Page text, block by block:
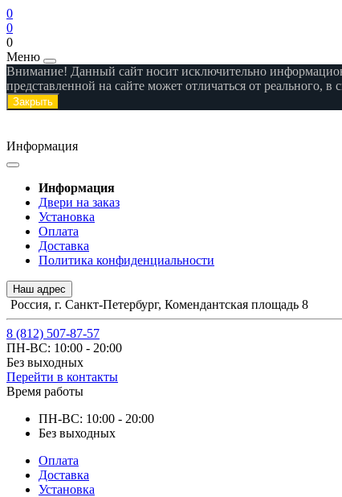
0
0
0
Меню
Внимание! Данный сайт носит исключительно
представленной на сайте может отличаться от реального,
Закрыть
Информация
Информация
Двери на заказ
Установка
Оплата
Доставка
Политика конфиденциальности
Наш адрес
Россия, г. Санкт-Петербург, Комендантская площадь 8
8 (812) 507-87-57
ПН-ВС: 10:00 - 20:00
Без выходных
Перейти в контакты
Время работы
ПН-ВС: 10:00 - 20:00
Без выходных
Оплата
Доставка
Установка